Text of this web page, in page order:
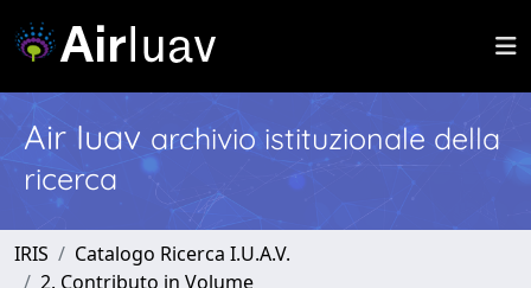
Air Iuav archivio istituzionale della
ricerca
IRIS
Catalogo Ricerca I.U.A.V.
2. Contributo in Volume